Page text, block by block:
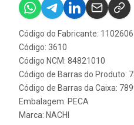
Código do Fabricante: 1102606
Código: 3610
Código NCM: 84821010
Código de Barras do Produto:
Código de Barras da Caixa:
Embalagem: PECA
Marca: NACHI